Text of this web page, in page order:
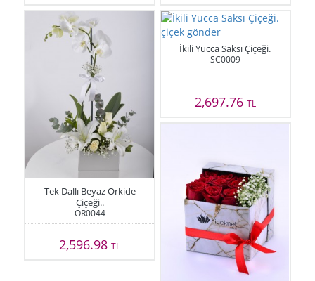
Tek Dallı Beyaz Orkide
Çiçeği..
OR0044
2,596.98TL
İkili Yucca Saksı Çiçeği.
SC0009
2,697.76 TL